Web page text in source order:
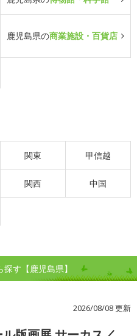
鹿児島県の商業施設・百貨店
関東 甲信越
関西 中国
す【鹿児島県】
2026/08/08 更新